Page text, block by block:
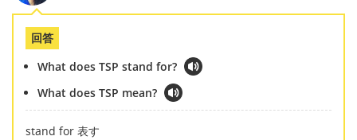
回答
What does TSP stand for?
What does TSP mean?
stand for 表す